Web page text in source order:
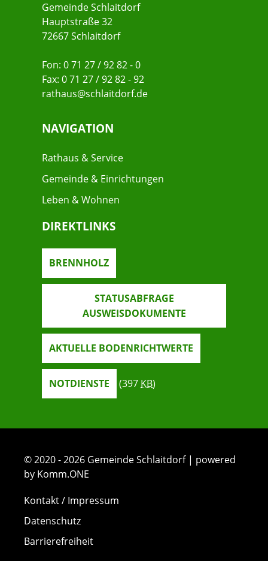
Gemeinde Schlaitdorf
Hauptstraße 32
72667 Schlaitdorf
Fon: 0 71 27 / 92 82 - 0
Fax: 0 71 27 / 92 82 - 92
rathaus@schlaitdorf.de
NAVIGATION
Rathaus & Service
Gemeinde & Einrichtungen
Leben & Wohnen
DIREKTLINKS
BRENNHOLZ
STATUSABFRAGE
AUSWEISDOKUMENTE
AKTUELLE BODENRICHTWERTE
NOTDIENSTE (397 KB)
© 2020 - 2026 Gemeinde Schlaitdorf | powered
by Komm.ONE
Kontakt / Impressum
Datenschutz
Barrierefreiheit